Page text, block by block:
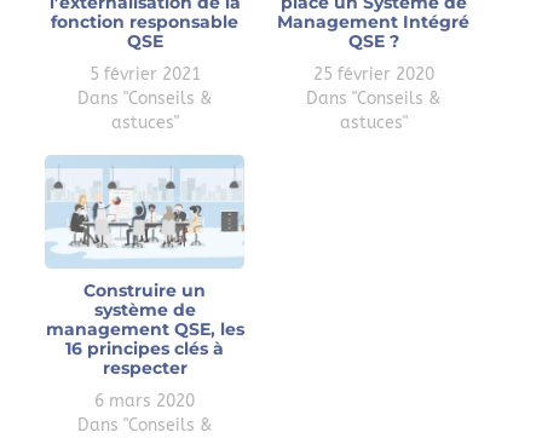
fonction responsable
QSE
5 février 2021
Dans "Conseils &
astuces"
Management Intégré
QSE ?
25 février 2020
Dans "Conseils &
astuces"
Construire un
système de
management QSE, les
16 principes clés à
respecter
6 mars 2020
Dans "Conseils &